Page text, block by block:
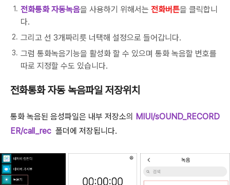
전화통화 자동녹음을 사용하기 위해서는 전화버튼을 클릭합니
다.
그리고 선 3개짜리릇 너택해 설정으로 들어갑니다.
그럼 통화녹음기능을 활성화 할 수 있으며 통화 녹음할 번호를
따로 지정할 수도 있습니다.
전화통화 자동 녹음파일 저장위치
통화 녹음된 음성파일은 내부 저장소의 MIUI/sOUND_RECORD
ER/call_rec 폴더에 저장됩니다.